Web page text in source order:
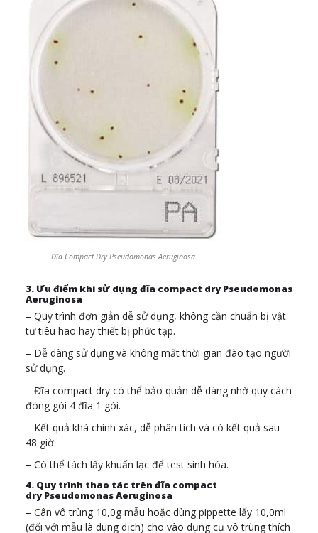
Đĩa Compact Dry Pseudomonas Aeruginosa
3. Ưu điểm khi sử dụng đĩa compact dry Pseudomonas
Aeruginosa
– Quy trình đơn giản dễ sử dụng, không cần chuẩn bị vật
tư tiêu hao hay thiết bị phức tạp.
– Dễ dàng sử dụng và không mất thời gian đào tạo người
sử dụng.
– Đĩa compact dry có thể bảo quản dễ dàng nhờ quy cách
đóng gói 4 đĩa 1 gói.
– Kết quả khá chính xác, dễ phân tích và có kết quả sau
48 giờ.
– Có thể tách lấy khuẩn lạc để test sinh hóa.
4. Quy trình thao tác trên đĩa compact
dryPseudomonas Aeruginosa
– Cân vô trùng 10,0g mẫu hoặc dùng pippette lấy 10,0ml
(đối với mẫu là dung dịch) cho vào dụng cụ vô trùng thích